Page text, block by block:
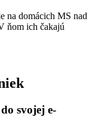
na domácich MS nad
ňom ich čakajú
svojej e-